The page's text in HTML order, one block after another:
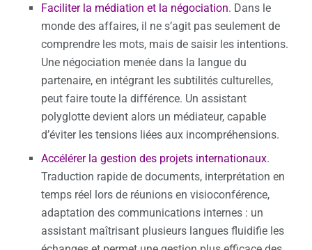
Faciliter la médiation et la négociation. Dans le
monde des affaires, il ne s’agit pas seulement de
comprendre les mots, mais de saisir les intentions.
Une négociation menée dans la langue du
partenaire, en intégrant les subtilités culturelles,
peut faire toute la différence. Un assistant
polyglotte devient alors un médiateur, capable
d’éviter les tensions liées aux incompréhensions.
Accélérer la gestion des projets internationaux.
Traduction rapide de documents, interprétation en
temps réel lors de réunions en visioconférence,
adaptation des communications internes : un
assistant maîtrisant plusieurs langues fluidifie les